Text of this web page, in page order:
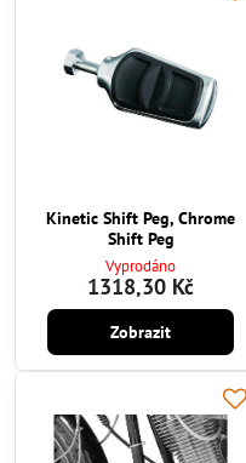
Kinetic Shift Peg, Chrome
Shift Peg
Vyprodáno
1318,30 Kč
Zobrazit